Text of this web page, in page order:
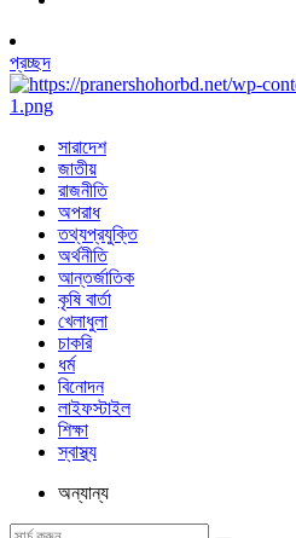
প্রচ্ছদ
সারাদেশ
জাতীয়
রাজনীতি
অপরাধ
তথ্যপ্রযুক্তি
অর্থনীতি
আন্তর্জাতিক
কৃষি বার্তা
খেলাধুলা
চাকরি
ধর্ম
বিনোদন
লাইফস্টাইল
শিক্ষা
স্বাস্থ্য
অন্যান্য